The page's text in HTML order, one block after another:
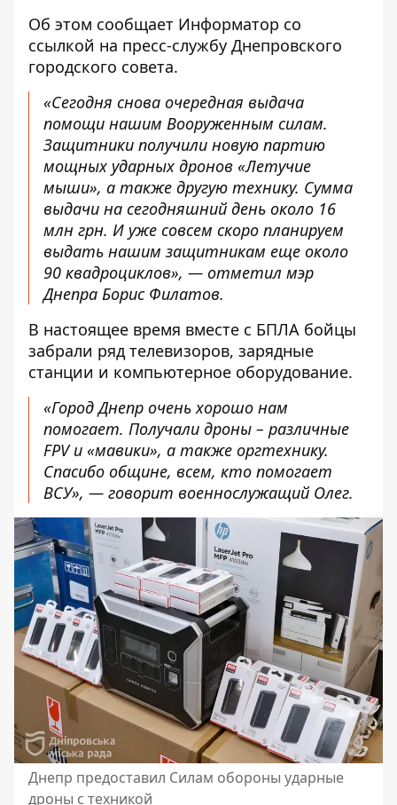
Об этом сообщает Информатор со
ссылкой на пресс-службу Днепровского
городского совета.
«Сегодня снова очередная выдача
помощи нашим Вооруженным силам.
Защитники получили новую партию
мощных ударных дронов «Летучие
мыши», а также другую технику. Сумма
выдачи на сегодняшний день около 16
млн грн. И уже совсем скоро планируем
выдать нашим защитникам еще около
90 квадроциклов», — отметил мэр
Днепра Борис Филатов.
В настоящее время вместе с БПЛА бойцы
забрали ряд телевизоров, зарядные
станции и компьютерное оборудование.
«Город Днепр очень хорошо нам
помогает. Получали дроны – различные
FPV и «мавики», а также оргтехнику.
Спасибо общине, всем, кто помогает
ВСУ», — говорит военнослужащий Олег.
Днепр предоставил Силам обороны ударные
дроны с техникой